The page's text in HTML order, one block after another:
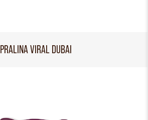
PRALINA VIRAL DUBAI